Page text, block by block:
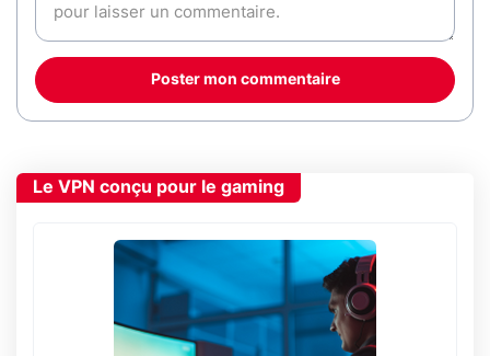
Poster mon commentaire
Le VPN conçu pour le gaming